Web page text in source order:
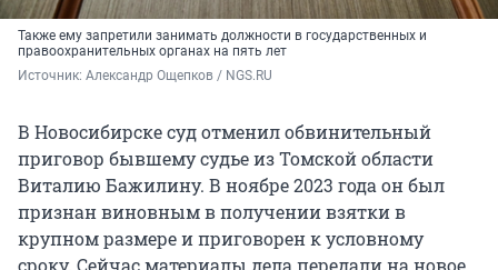
Также ему запретили занимать должности в государственных и
правоохранительных органах на пять лет
Источник: Александр Ощепков / NGS.RU
В Новосибирске суд отменил обвинительный
приговор бывшему судье из Томской области
Виталию Бажилину. В ноябре 2023 года он был
признан виновным в получении взятки в
крупном размере и приговорен к условному
сроку. Сейчас материалы дела передали на новое